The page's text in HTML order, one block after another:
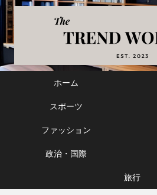
ホーム
スポーツ
ファッション
政治・国際
旅行